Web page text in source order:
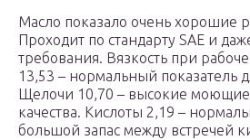
Масло показало очень хорошие
Проходит по стандарту SAE и
требования. Вязкость при
13,53 – нормальный показатель
Щелочи 10,70 – высокие
качества. Кислоты 2,19 –
большой запас между встречей